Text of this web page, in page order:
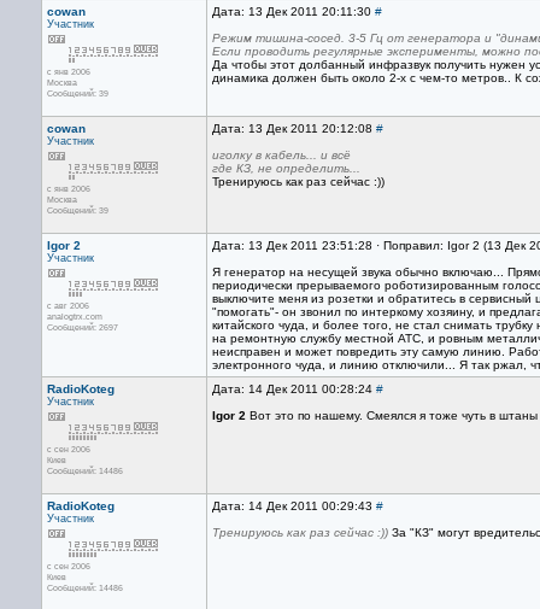
cowan
Участник
с янв 2006
Москва
Сообщений: 39
Дата: 13 Дек 2011 20:11:30 #
Режим тишина-сосед. 3-5 Гц от генератора и
Если проводить регулярные эксперименты, можно
Да чтобы этот долбанный инфразвук получить нужен
динамика должен быть около 2-х с чем-то метров.. К
cowan
Участник
с янв 2006
Москва
Сообщений: 39
Дата: 13 Дек 2011 20:12:08 #
иголку в кабель... и всё
где КЗ, не определить...
Тренируюсь как раз сейчас :))
Igor 2
Участник
с авг 2006
analogtrx.com
Сообщений: 2697
Дата: 13 Дек 2011 23:51:28 · Поправил: Igor 2 (13 Дек
Я генератор на несущей звука обычно включаю...
периодически прерываемого роботизированным
выключите меня из розетки и обратитесь в
"помогать"- он звонил по интеркому хозяину, и
китайского чуда, и более того, не стал снимать
на ремонтную службу местной АТС, и ровным
неисправен и может повредить эту самую линию.
электронного чуда, и линию отключили... Я так ржал,
RadioKoteg
Участник
с сен 2006
Киев
Сообщений: 14486
Дата: 14 Дек 2011 00:28:24 #
Igor 2 Вот это по нашему. Смеялся я тоже чуть в
RadioKoteg
Участник
с сен 2006
Киев
Сообщений: 14486
Дата: 14 Дек 2011 00:29:43 #
Тренируюсь как раз сейчас :)) За "КЗ" могут